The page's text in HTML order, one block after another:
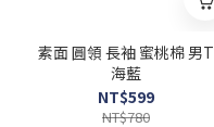
素面 圓領 長袖 蜜桃棉 男T
海藍
NT$599
NT$780